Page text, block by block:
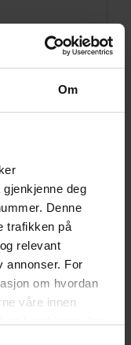
Om
deg
Denne
trafikken på
relevant
annonser. For
om hvordan
våre innen
10km